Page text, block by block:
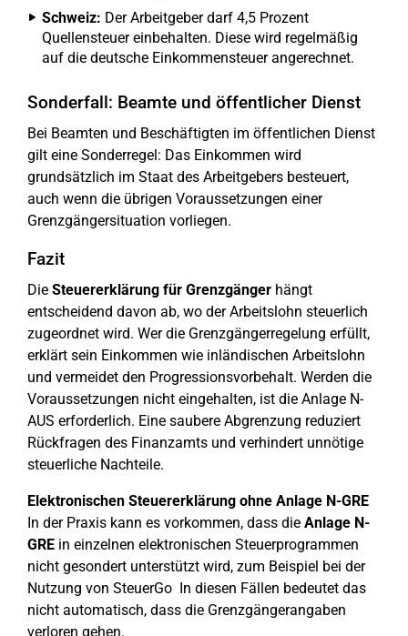
Schweiz: Der Arbeitgeber darf 4,5 Prozent
Quellensteuer einbehalten. Diese wird regelmäßig
auf die deutsche Einkommensteuer angerechnet.
Sonderfall: Beamte und öffentlicher Dienst
Bei Beamten und Beschäftigten im öffentlichen Dienst
gilt eine Sonderregel: Das Einkommen wird
grundsätzlich im Staat des Arbeitgebers besteuert,
auch wenn die übrigen Voraussetzungen einer
Grenzgängersituation vorliegen.
Fazit
Die Steuererklärung für Grenzgänger hängt
entscheidend davon ab, wo der Arbeitslohn steuerlich
zugeordnet wird. Wer die Grenzgängerregelung erfüllt,
erklärt sein Einkommen wie inländischen Arbeitslohn
und vermeidet den Progressionsvorbehalt. Werden die
Voraussetzungen nicht eingehalten, ist die Anlage N-
AUS erforderlich. Eine saubere Abgrenzung reduziert
Rückfragen des Finanzamts und verhindert unnötige
steuerliche Nachteile.
Elektronischen Steuererklärung ohne Anlage N-GRE
In der Praxis kann es vorkommen, dass die Anlage N-
GRE in einzelnen elektronischen Steuerprogrammen
nicht gesondert unterstützt wird, zum Beispiel bei der
Nutzung von SteuerGo In diesen Fällen bedeutet das
nicht automatisch, dass die Grenzgängerangaben
verloren gehen.